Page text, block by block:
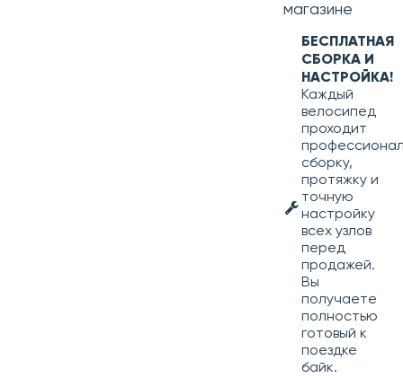
магазине
БЕСПЛАТНАЯ
СБОРКА И
НАСТРОЙКА!
Каждый
велосипед
проходит
сборку,
протяжку и
точную
настройку
всех узлов
перед
продажей.
Вы
получаете
полностью
готовый к
поездке
байк.